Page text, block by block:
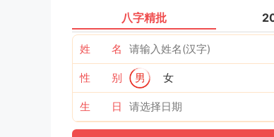
八字精批
姓 名
性 别 男 女
生 日